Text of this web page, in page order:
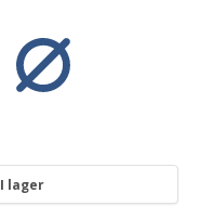
I lager